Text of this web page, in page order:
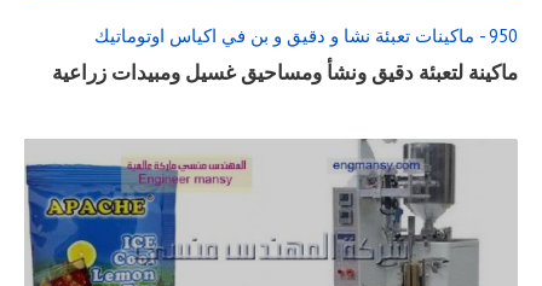
950 - ماكينات تعبئة نشا و دقيق و بن في اكياس اوتوماتيك
ماكينة لتعبئة دقيق ونشأ ومساحيق غسيل ومبيدات زراعية